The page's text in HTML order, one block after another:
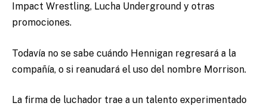
Impact Wrestling, Lucha Underground y otras
promociones.
Todavía no se sabe cuándo Hennigan regresará a la
compañía, o si reanudará el uso del nombre Morrison.
La firma de luchador trae a un talento experimentado